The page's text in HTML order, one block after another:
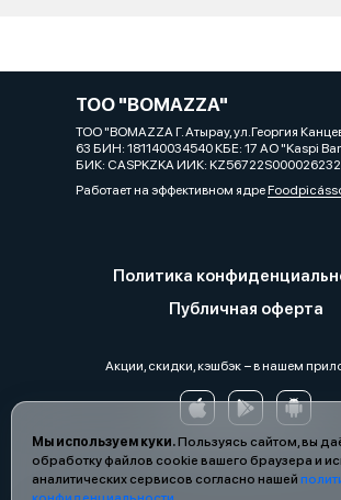
Мы используем куки.Пользуясь сайтом, вы
обработку файлов cookie вашего браузера и
аналитических сервисов согласно нашей
ТОО "BOMAZZA"
ТОО "BOMAZZA Г. Атырау, ул.Георгия
63 БИН: 181140034540 КБЕ: 17 АО "Kaspi
БИК: СASPKZKA ИИК:
Работает на эффективном ядре
Политика
Публичная оферта
Акции, скидки, кэшбэк − в нашем